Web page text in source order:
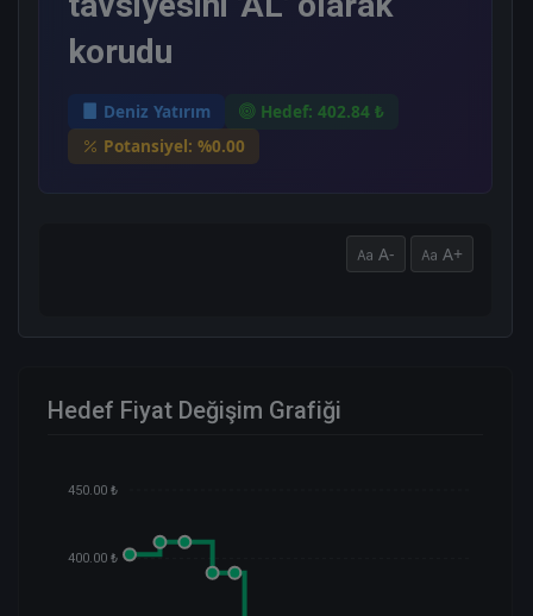
korudu
Deniz Yatırım
Hedef: 402.84 ₺
Potansiyel: %0.00
A- A+
Hedef Fiyat Değişim Grafiği
450.00 ₺
400.00 ₺